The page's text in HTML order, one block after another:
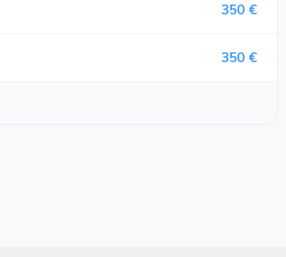
350 €
350 €